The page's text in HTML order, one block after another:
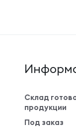
Склад
продукции
Под заказ